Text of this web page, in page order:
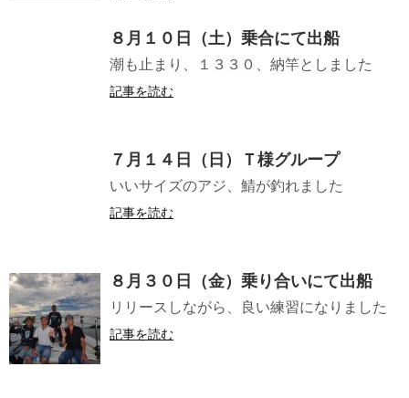
８月１０日（土）乗合にて出船
潮も止まり、１３３０、納竿としました
記事を読む
７月１４日（日）Ｔ様グループ
いいサイズのアジ、鯖が釣れました
記事を読む
８月３０日（金）乗り合いにて出船
リリースしながら、良い練習になりました
記事を読む